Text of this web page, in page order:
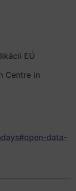
EÚ
Centre in
data-